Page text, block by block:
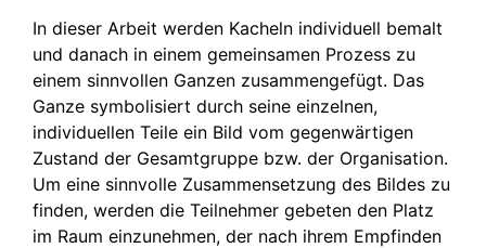
In dieser Arbeit werden Kacheln individuell bemalt
und danach in einem gemeinsamen Prozess zu
einem sinnvollen Ganzen zusammengefügt. Das
Ganze symbolisiert durch seine einzelnen,
individuellen Teile ein Bild vom gegenwärtigen
Zustand der Gesamtgruppe bzw. der Organisation.
Um eine sinnvolle Zusammensetzung des Bildes zu
finden, werden die Teilnehmer gebeten den Platz
im Raum einzunehmen, der nach ihrem Empfinden